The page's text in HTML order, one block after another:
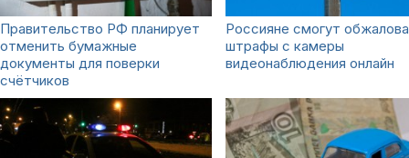
Правительство РФ планирует
отменить бумажные
документы для поверки
счётчиков
Россияне смогут
штрафы с камеры
видеонаблюдения онлайн